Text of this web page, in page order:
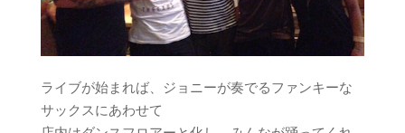
ライブが始まれば、ジョニーが奏でるファンキーな
サックスにあわせて